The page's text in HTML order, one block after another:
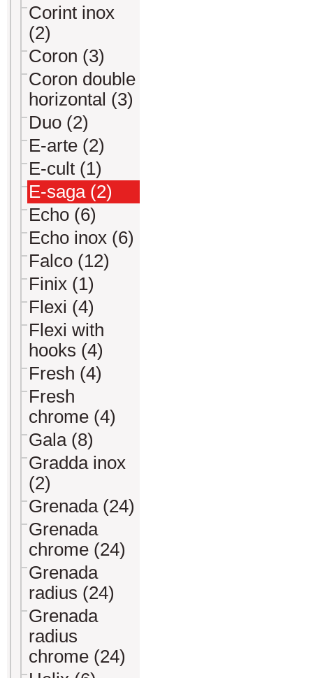
Corint inox
(2)
Coron (3)
Coron double
horizontal (3)
Duo (2)
E-arte (2)
E-cult (1)
E-saga (2)
Echo (6)
Echo inox (6)
Falco (12)
Finix (1)
Flexi (4)
Flexi with
hooks (4)
Fresh (4)
Fresh
chrome (4)
Gala (8)
Gradda inox
(2)
Grenada (24)
Grenada
chrome (24)
Grenada
radius (24)
Grenada
radius
chrome (24)